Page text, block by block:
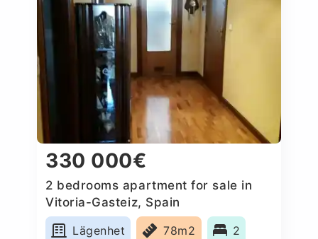
330 000€
2 bedrooms apartment for sale in
Vitoria-Gasteiz, Spain
Lägenhet
78m2 2